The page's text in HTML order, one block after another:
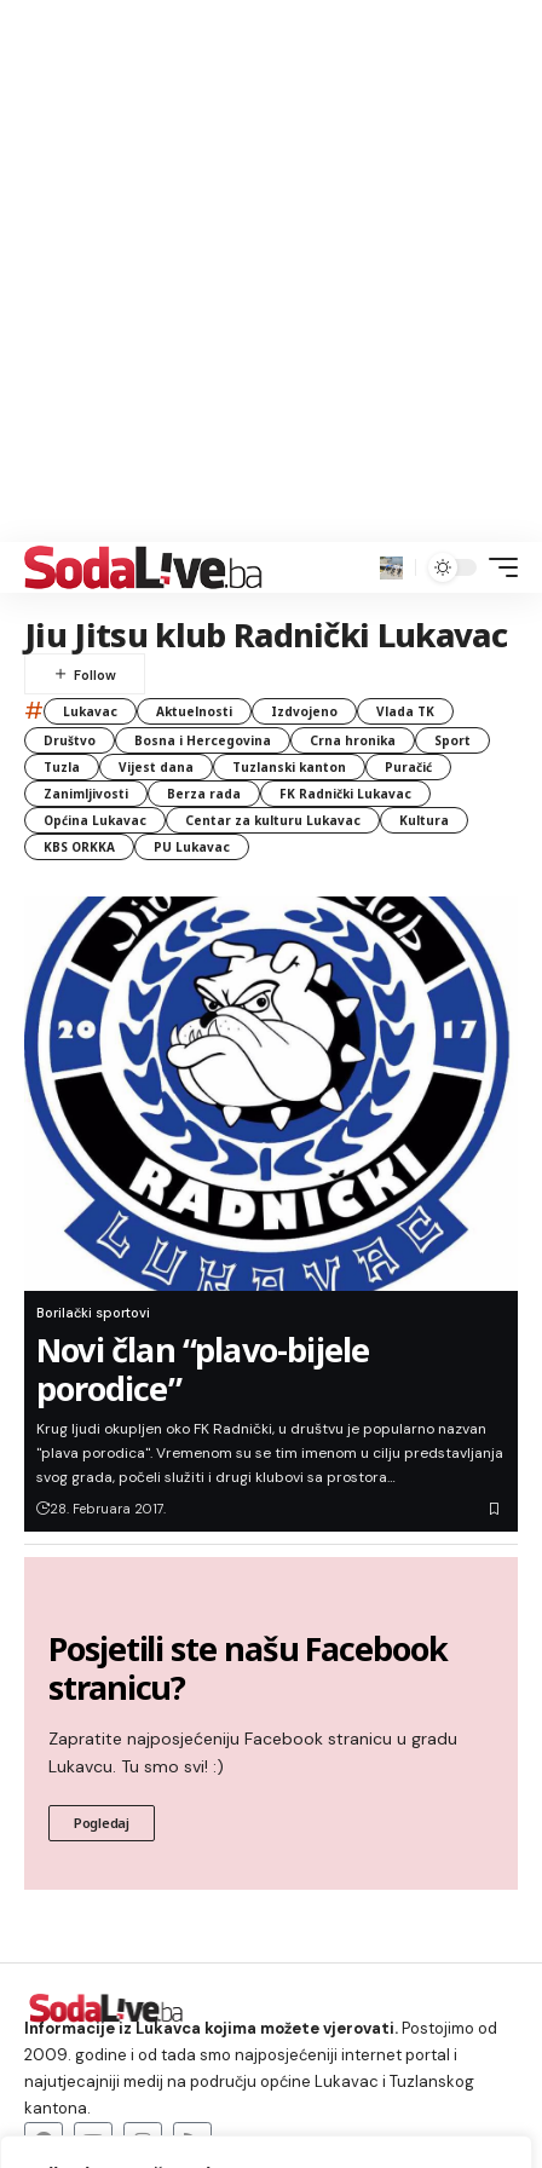
Jiu Jitsu klub Radnički Lukavac
# Lukavac Aktuelnosti Izdvojeno
Vlada TK
Društvo
Bosna i Hercegovina Crna hronika
Sport
Tuzla
Vijest dana Tuzlanski kanton
Puračić
Zanimljivosti
Berza rada
FK Radnički Lukavac
Općina Lukavac
Centar za kulturu Lukavac
Kultura
KBS ORKKA
PU Lukavac
Borilački sportovi
Novi član “plavo-bijele
porodice”
Krug ljudi okupljen oko FK Radnički, u društvu je popularno nazvan
"plava porodica". Vremenom su se tim imenom u cilju predstavljanja
svog grada, počeli služiti i drugi klubovi sa prostora…
28. Februara 2017.
Posjetili ste našu Facebook
stranicu?
Zapratite najposjećeniju Facebook stranicu u gradu
Lukavcu. Tu smo svi! :)
Pogledaj
Informacije iz Lukavca kojima možete vjerovati.Postojimo od
2009. godine i od tada smo najposjećeniji internet portal i
najutjecajniji medij na području općine Lukavac i Tuzlanskog
kantona.